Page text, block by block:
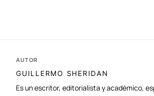
AUTOR
GUILLERMO SHERIDAN
Es un escritor, editorialista y académico,